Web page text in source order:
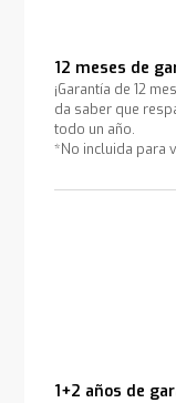
12 meses de
¡Garantía de 12
da saber que
todo un año.
*No incluida para
1+2 años de